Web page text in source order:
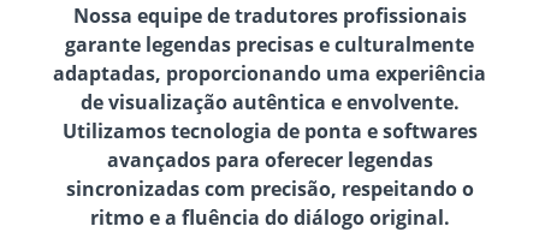
Nossa equipe de tradutores profissionais
garante legendas precisas e culturalmente
adaptadas, proporcionando uma experiência
de visualização autêntica e envolvente.
Utilizamos tecnologia de ponta e softwares
avançados para oferecer legendas
sincronizadas com precisão, respeitando o
ritmo e a fluência do diálogo original.